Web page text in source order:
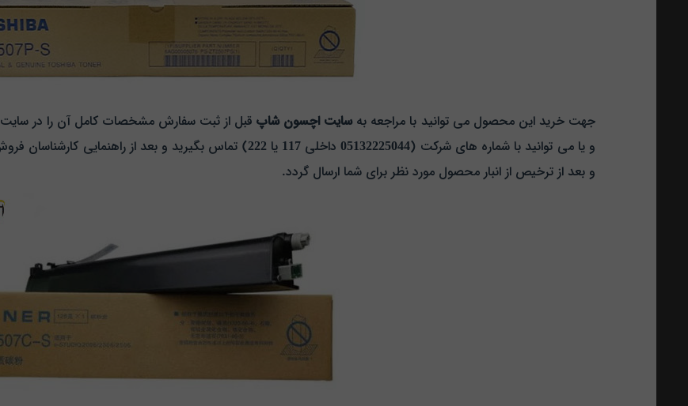
جهت خرید این محصول می توانید با مراجعه بهسایت اچسون شاپ قبل از ثبت سفارش مشخصات کامل آن را در سایت
و یا می توانید با شماره های شرکت (05132225044داخلی 117 یا222) تماس بگیرید و بعد از راهنمایی کارشناسان
و بعد از ترخیص از انبار محصول مورد نظر برای شما ارسال گردد.